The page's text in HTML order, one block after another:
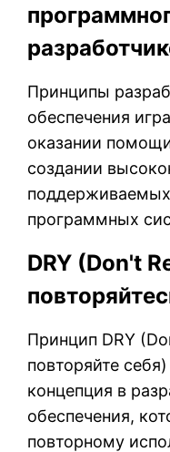
Принципы
обеспечения
оказании
создании
программных
DRY (Don't
Принцип DRY
повторяйте
концепция в
обеспечения,
повторному